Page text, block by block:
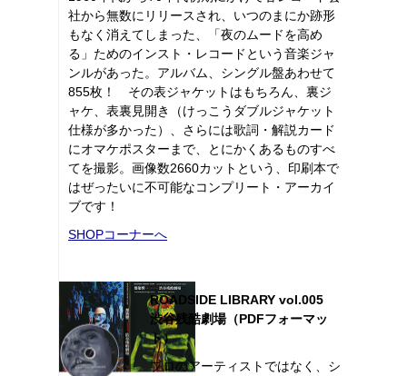
社から無数にリリースされ、いつのまにか跡形
もなく消えてしまった、「夜のムードを高め
る」ためのインスト・レコードという音楽ジャ
ンルがあった。アルバム、シングル盤あわせて
855枚！ その表ジャケットはもちろん、裏ジ
ャケ、表裏見開き（けっこうダブルジャケット
仕様が多かった）、さらには歌詞・解説カード
にオマケポスターまで、とにかくあるものすべ
てを撮影。画像数2660カットという、印刷本で
はぜったいに不可能なコンプリート・アーカイ
ブです！
SHOPコーナーへ
ROADSIDE LIBRARY vol.005
渋谷残酷劇場（PDFフォーマッ
ト）
プロのアーティストではなく、シ